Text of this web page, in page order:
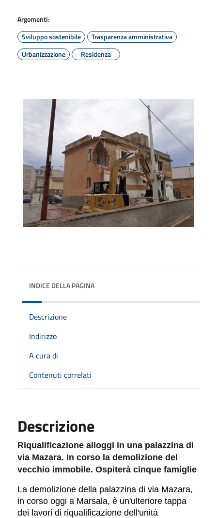
Argomenti:
Sviluppo sostenibile
Trasparenza amministrativa
Urbanizzazione
Residenza
INDICE DELLA PAGINA
Descrizione
Indirizzo
A cura di
Contenuti correlati
Descrizione
Riqualificazione alloggi in una palazzina di
via Mazara. In corso la demolizione del
vecchio immobile. Ospiterà cinque famiglie
La demolizione della palazzina di via Mazara,
in corso oggi a Marsala, è un'ulteriore tappa
dei lavori di riqualificazione dell'unità